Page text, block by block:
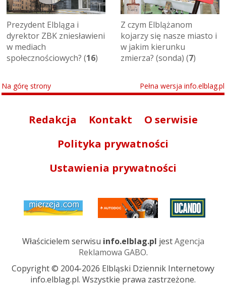
Prezydent Elbląga i
dyrektor ZBK zniesławieni
w mediach
społecznościowych? (16)
Z czym Elblążanom
kojarzy się nasze miasto i
w jakim kierunku
zmierza? (sonda) (7)
Na górę strony Pełna wersja info.elblag.pl
Redakcja Kontakt
O serwisie
Polityka prywatności
Ustawienia prywatności
Właścicielem serwisu info.elblag.pl jestAgencja
Reklamowa GABO.
Copyright © 2004-2026 Elbląski Dziennik Internetowy
info.elblag.pl. Wszystkie prawa zastrzeżone.